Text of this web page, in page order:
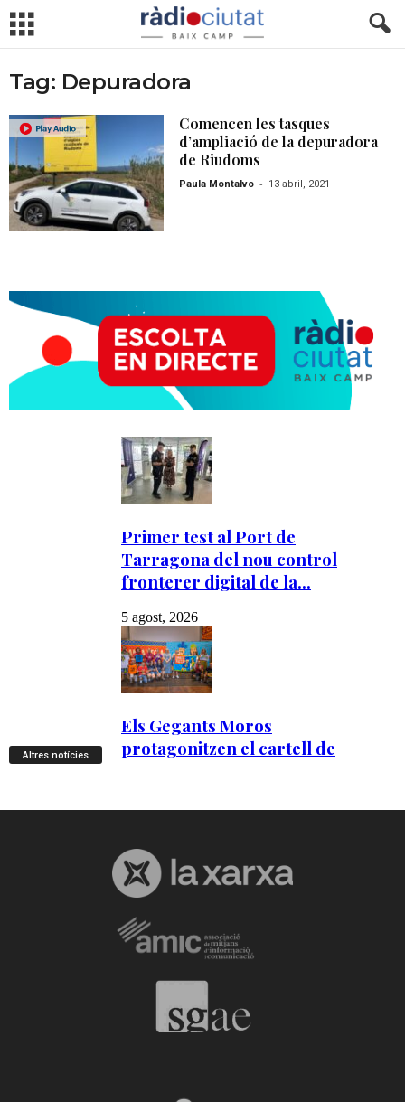
Tag: Depuradora
Comencen les tasques
d’ampliació de la depuradora
de Riudoms
Paula Montalvo - 13 abril, 2021
Altres notícies